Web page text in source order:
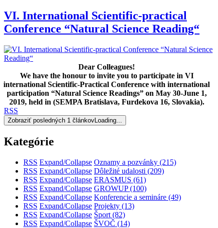
VI. International Scientific-practical
Conference “Natural Science Reading“
Dear Colleagues!
We have the honour to invite you to participate in VI
international Scientific-Practical Conference with international
participation “Natural Science Readings” on May 30-June 1,
2019, held in (SEMPA Bratislava, Furdekova 16, Slovakia).
RSS
Zobraziť posledných 1 článkovLoading...
Kategórie
RSS Expand/Collapse Oznamy a pozvánky (215)
RSS Expand/Collapse Dôležité udalosti (209)
RSS Expand/Collapse ERASMUS (61)
RSS Expand/Collapse GROWUP(100)
RSS Expand/Collapse Konferencie a semináre (49)
RSS Expand/Collapse Projekty (13)
RSS Expand/Collapse Šport (82)
RSS Expand/Collapse ŠVOČ (14)